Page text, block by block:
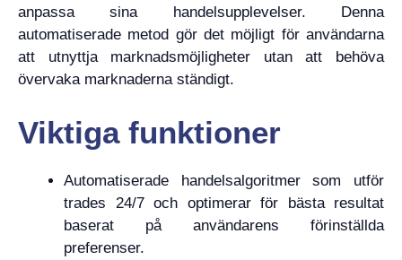
anpassa sina handelsupplevelser. Denna
automatiserade metod gör det möjligt för användarna
att utnyttja marknadsmöjligheter utan att behöva
övervaka marknaderna ständigt.
Viktiga funktioner
Automatiserade handelsalgoritmer som utför
trades 24/7 och optimerar för bästa resultat
baserat på användarens förinställda
preferenser.